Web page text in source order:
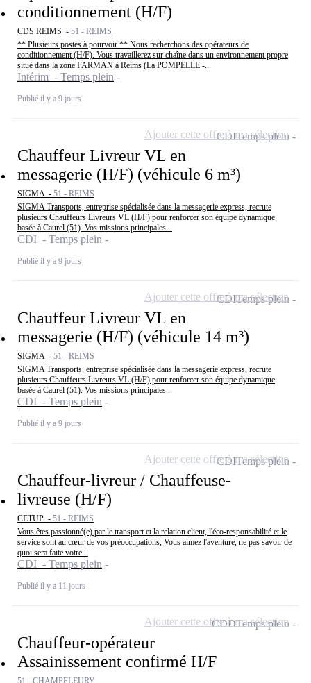
conditionnement (H/F)
CDS REIMS - 51 - REIMS
** Plusieurs postes à pourvoir ** Nous recherchons des opérateurs de
conditionnement (H/F). Vous travaillerez sur chaîne dans un environnement propre
situé dans la zone FARMAN à Reims (La POMPELLE -...
Intérim - Temps plein
Publié il y a 9 jours
Chauffeur Livreur VL en
messagerie (H/F) (véhicule 6 m³)
SIGMA - 51 - REIMS
SIGMA Transports, entreprise spécialisée dans la messagerie express, recrute
plusieurs Chauffeurs Livreurs VL (H/F) pour renforcer son équipe dynamique
basée à Caurel (51). Vos missions principales...
CDI - Temps plein
Publié il y a 9 jours
CDITemps plein
Ajouter cette offre à ma sélection
Chauffeur Livreur VL en
messagerie (H/F) (véhicule 14 m³)
SIGMA - 51 - REIMS
SIGMA Transports, entreprise spécialisée dans la messagerie express, recrute
plusieurs Chauffeurs Livreurs VL (H/F) pour renforcer son équipe dynamique
basée à Caurel (51). Vos missions principales...
CDI - Temps plein
Publié il y a 9 jours
CDITemps plein
Ajouter cette offre à ma sélection
Chauffeur-livreur / Chauffeuse-
livreuse (H/F)
CETUP - 51 - REIMS
Vous êtes passionné(e) par le transport et la relation client, l'éco-responsabilité et le
service sont au cœur de vos préoccupations, Vous aimez l'aventure, ne pas savoir de
quoi sera faite votre...
CDI - Temps plein
Publié il y a 11 jours
CDITemps plein
Ajouter cette offre à ma sélection
Chauffeur-opérateur
Assainissement confirmé H/F
51 - CHAMPFLEURY
CDDTemps plein
Ajouter cette offre à ma sélection